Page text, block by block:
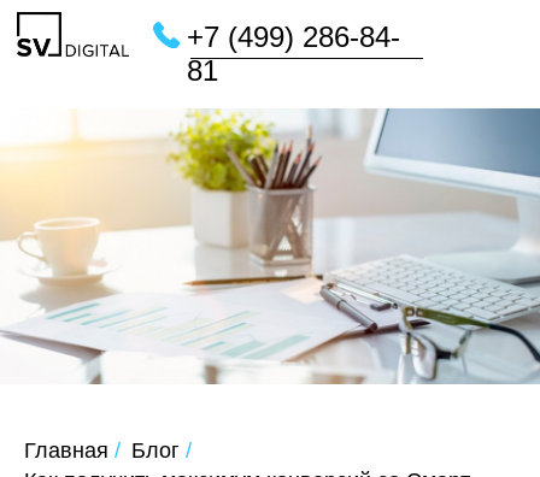
+7 (499) 286-84-
Главная / Блог /